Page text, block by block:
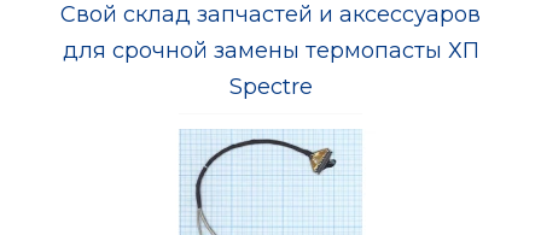
Свой склад запчастей и аксессуаров
для срочной замены термопасты ХП
Spectre